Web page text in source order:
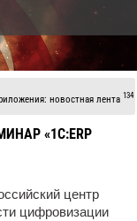
новостная лента 134
«1С:ERP
центр
цифровизации